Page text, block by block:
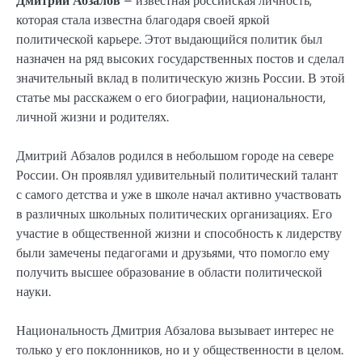
которая стала известна благодаря своей яркой
политической карьере. Этот выдающийся политик был
назначен на ряд высоких государственных постов и сделал
значительный вклад в политическую жизнь России. В этой
статье мы расскажем о его биографии, национальности,
личной жизни и родителях.
Дмитрий Абзалов родился в небольшом городе на севере
России. Он проявлял удивительный политический талант
с самого детства и уже в школе начал активно участвовать
в различных школьных политических организациях. Его
участие в общественной жизни и способность к лидерству
были замечены педагогами и друзьями, что помогло ему
получить высшее образование в области политической
науки.
Национальность Дмитрия Абзалова вызывает интерес не
только у его поклонников, но и у общественности в целом.